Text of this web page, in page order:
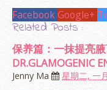
Facebook Google+
Related Posts :
保养篇：一抹提亮
DR.GLAMOGENIC
Jenny Ma 星期二, 一